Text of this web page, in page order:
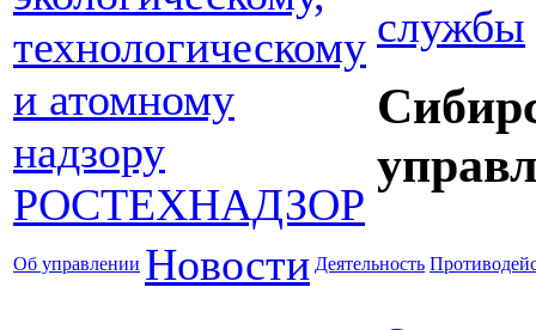
службы
Об управлении Новости Деятельность